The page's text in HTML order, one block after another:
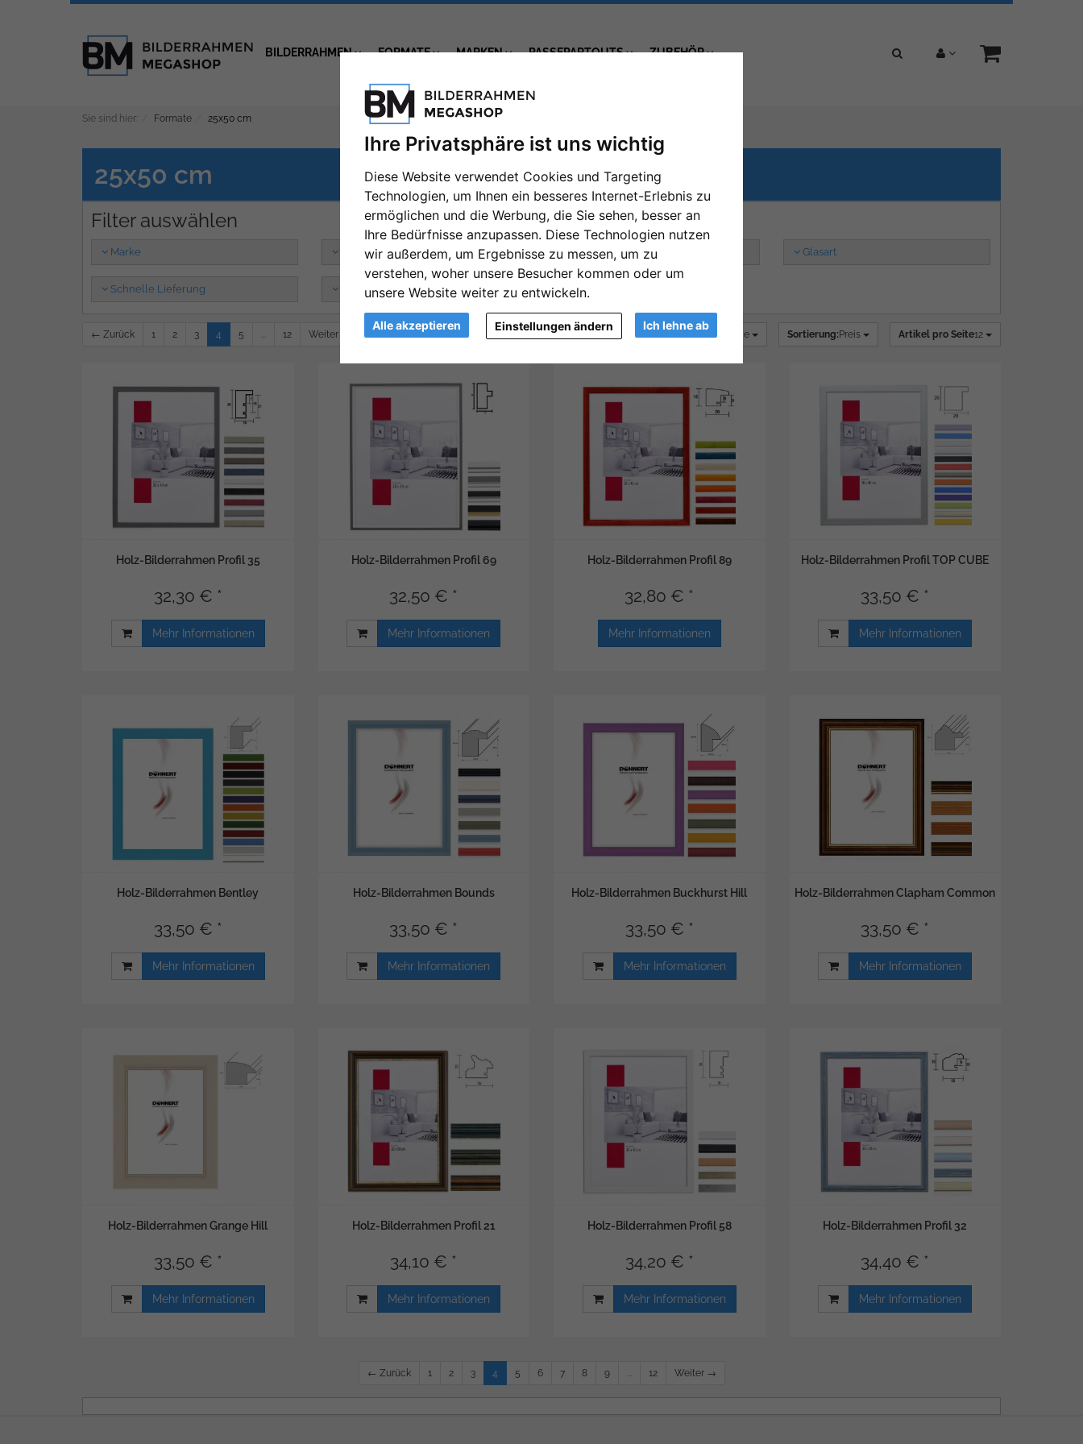
Ihre Privatsphäre ist uns wichtig
Diese Website verwendet Cookies und Targeting
Technologien, um Ihnen ein besseres Internet-Erlebnis zu
ermöglichen und die Werbung, die Sie sehen, besser an
Ihre Bedürfnisse anzupassen. Diese Technologien nutzen
wir außerdem, um Ergebnisse zu messen, um zu
verstehen, woher unsere Besucher kommen oder um
unsere Website weiter zu entwickeln.
Alle akzeptieren Ich lehne ab
Einstellungen ändern
BILDERRAHMEN FORMATE MARKEN PASSEPARTOUTS ZUBEHÖR
Sie sind hier: Formate 25x50 cm
25x50 cm
Marke Farbe Rahmentyp Glasart
Schnelle Lieferung Profilbreite
← Zurück 1 2 3 4 5 ... 12 Weiter → Galerie Sortierung: Preis Artikel pro Seite12
Holz-Bilderrahmen Profil 35
32,30 € *
Mehr Informationen
Holz-Bilderrahmen Profil 69
32,50 € *
Mehr Informationen
Holz-Bilderrahmen Profil 89
32,80 € *
Mehr Informationen
Holz-Bilderrahmen Profil TOP CUBE
33,50 € *
Mehr Informationen
Holz-Bilderrahmen Bentley
33,50 € *
Mehr Informationen
Holz-Bilderrahmen Bounds
33,50 € *
Mehr Informationen
Holz-Bilderrahmen Buckhurst Hill
33,50 € *
Mehr Informationen
Holz-Bilderrahmen Clapham Common
33,50 € *
Mehr Informationen
Holz-Bilderrahmen Grange Hill
33,50 € *
Mehr Informationen
Holz-Bilderrahmen Profil 21
34,10 € *
Mehr Informationen
Holz-Bilderrahmen Profil 58
34,20 € *
Mehr Informationen
Holz-Bilderrahmen Profil 32
34,40 € *
Mehr Informationen
← Zurück 1 2 3 4 5 6 7 8 9 ... 12 Weiter →